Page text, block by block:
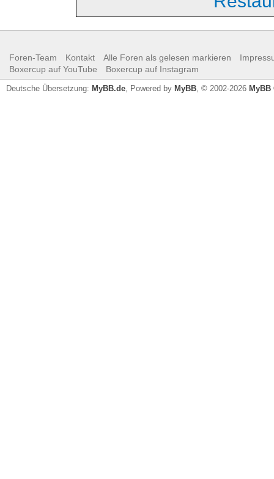
Foren-Team Kontakt Alle Foren als gelesen markieren
Boxercup auf YouTube
Boxercup auf Instagram
Deutsche Übersetzung: MyBB.de , Powered by MyBB , © 2002-2026 MyBB